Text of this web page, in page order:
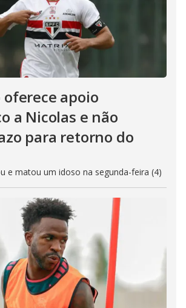
oferece apoio
a Nicolas e não
para retorno do
e matou um idoso na segunda-feira (4)